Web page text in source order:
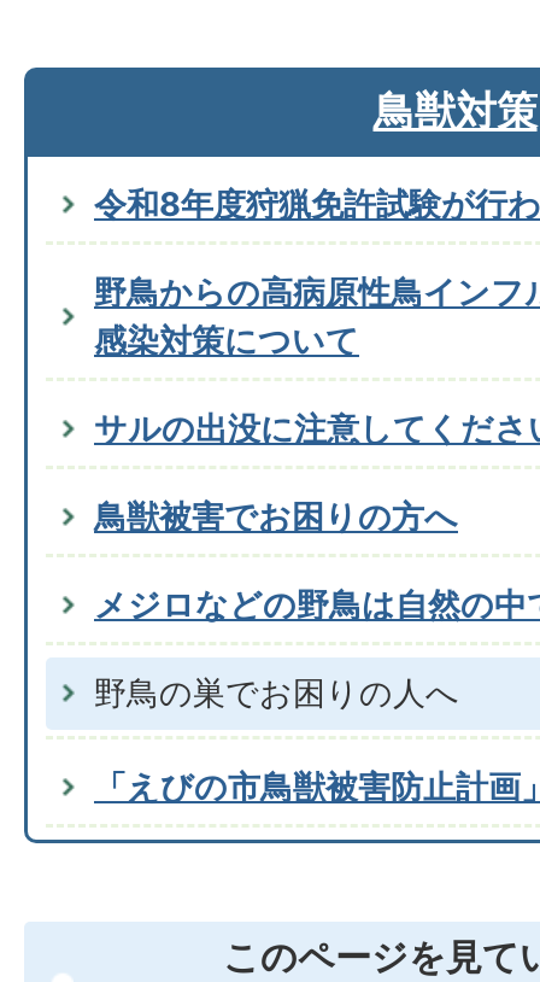
鳥獣対策
令和8年度狩猟免許試験が行
野鳥からの高病原性鳥イン
感染対策について
サルの出没に注意してくださ
鳥獣被害でお困りの方へ
メジロなどの野鳥は自然の
野鳥の巣でお困りの人へ
「えびの市鳥獣被害防止計画
このページを見て